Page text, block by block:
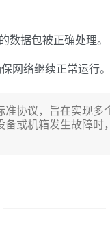
数据包被正确处理。
网络继续正常运行。
准协议，旨在实现多
或机箱发生故障时